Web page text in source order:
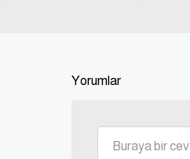
Yorumlar